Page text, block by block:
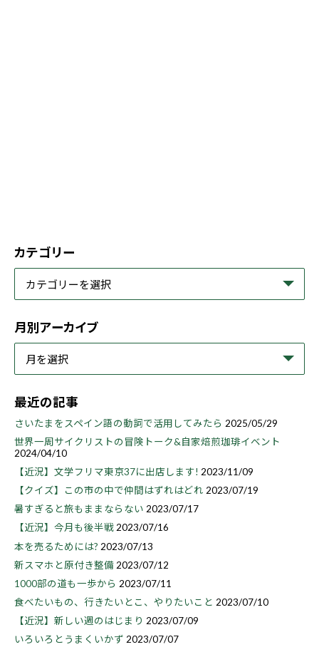
カテゴリー
月別アーカイブ
最近の記事
さいたまをスペイン語の動詞で活用してみたら 2025/05/29
世界一周サイクリストの冒険トーク&自家焙煎珈琲イベント
2024/04/10
【近況】文学フリマ東京37に出店します! 2023/11/09
【クイズ】この市の中で仲間はずれはどれ 2023/07/19
暑すぎると旅もままならない 2023/07/17
【近況】今月も後半戦2023/07/16
本を売るためには? 2023/07/13
新スマホと原付き整備 2023/07/12
1000部の道も一歩から 2023/07/11
食べたいもの、行きたいとこ、やりたいこと 2023/07/10
【近況】新しい週のはじまり 2023/07/09
いろいろとうまくいかず 2023/07/07